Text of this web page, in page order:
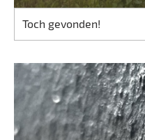
Toch gevonden!